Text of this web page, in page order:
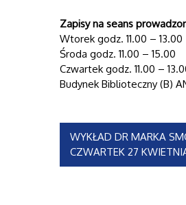
Zapisy na seans
Wtorek godz. 11.00 – 13.00
Środa godz. 11.00 – 15.00
Czwartek godz. 11.00 –
Budynek Biblioteczny (B)
Nawigacja
wpisu
WYKŁAD DR MARKA
CZWARTEK 27